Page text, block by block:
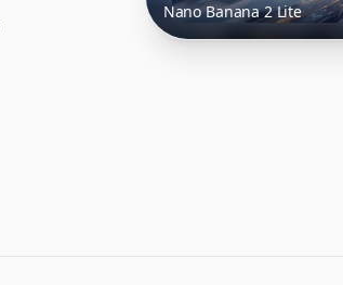
Nano Banana 2 Lite